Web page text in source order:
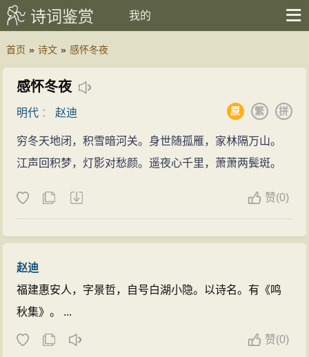
诗词鉴赏 我的
首页 » 诗文 » 感怀冬夜
感怀冬夜
明代 ：赵迪 拼
繁
原
穷冬天地闭，积雪暗河关。身世随孤雁，家林隔万山。
江声回积梦，灯影对愁颜。遥夜心千里，萧萧两鬓斑。
赞(0)
赵迪
福建惠安人，字景哲，自号白湖小隐。以诗名。有《鸣
秋集》。 ...
赞(0)